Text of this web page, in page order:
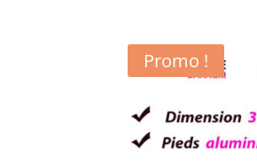
Promo !